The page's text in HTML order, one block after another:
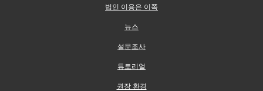
법인 이용은 이쪽
뉴스
설문조사
튜토리얼
권장 환경